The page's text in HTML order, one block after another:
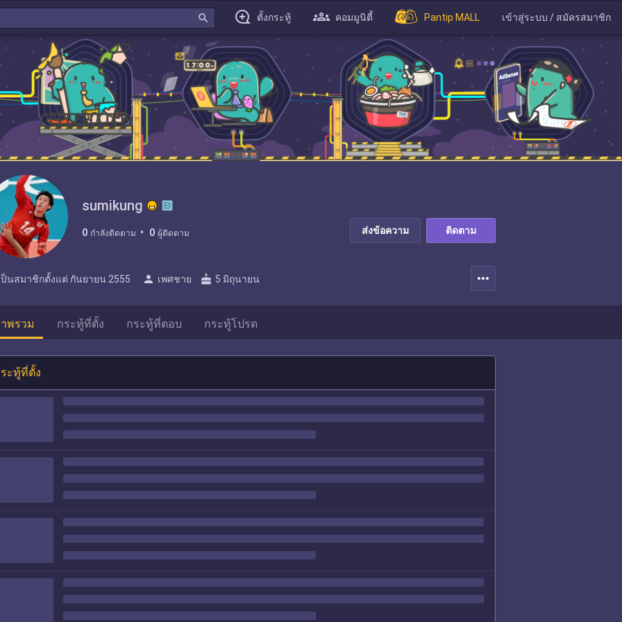
search ตั้งกระทู้ คอมมูนิตี้ Pantip MALL เข้าสู่ระบบ / สมัครสมาชิก
sumikung
0 กำลังติดตาม 0 ผู้ติดตาม ส่งข้อความ ติดตาม
ป็นสมาชิกตั้งแต่ กันยายน 2555 person เพศชาย cake 5 มิถุนายน more_horiz
พรวม กระทู้ที่ตั้ง กระทู้ที่ตอบ กระทู้โปรด
ะทู้ที่ตั้ง